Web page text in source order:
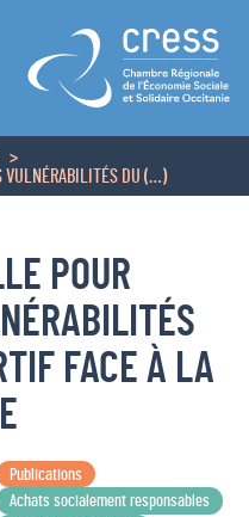
VULNÉRABILITÉS DU (…)
POUR
FACE À LA
Publications
Achats socialement responsables